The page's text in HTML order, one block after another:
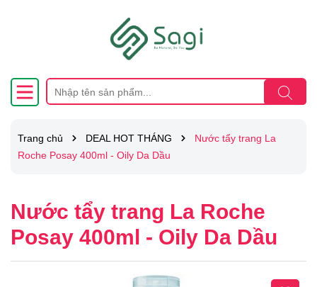
Trang chủ DEAL HOT THÁNG
Nước tẩy trang La
Roche Posay 400ml - Oily Da Dầu
Nước tẩy trang La Roche
Posay 400ml - Oily Da Dầu